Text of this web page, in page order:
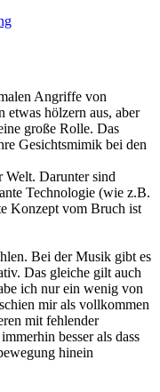
Angriffe von
etwas hölzern aus, aber
große Rolle. Das
Gesichtsmimik bei den
Welt. Darunter sind
Technologie (wie z.B.
Konzept vom Bruch ist
Bei der Musik gibt es
Das gleiche gilt auch
ich nur ein wenig von
mir als vollkommen
mit fehlender
besser als dass
hinein